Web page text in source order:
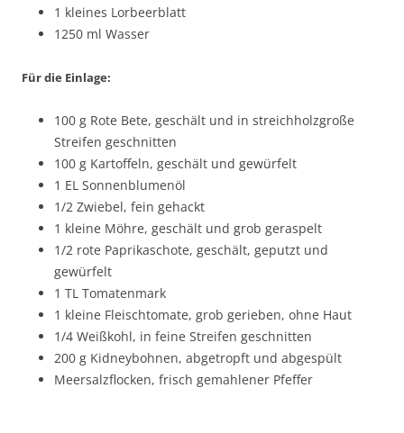
1 kleines Lorbeerblatt
1250 ml Wasser
Für die Einlage:
100 g Rote Bete, geschält und in streichholzgroße
Streifen geschnitten
100 g Kartoffeln, geschält und gewürfelt
1 EL Sonnenblumenöl
1/2 Zwiebel, fein gehackt
1 kleine Möhre, geschält und grob geraspelt
1/2 rote Paprikaschote, geschält, geputzt und
gewürfelt
1 TL Tomatenmark
1 kleine Fleischtomate, grob gerieben, ohne Haut
1/4 Weißkohl, in feine Streifen geschnitten
200 g Kidneybohnen, abgetropft und abgespült
Meersalzflocken, frisch gemahlener Pfeffer